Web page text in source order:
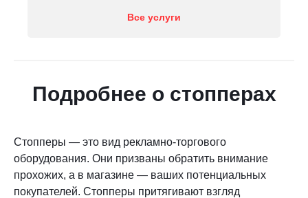
Все услуги
Подробнее о стопперах
Стопперы — это вид рекламно-торгового
оборудования. Они призваны обратить внимание
прохожих, а в магазине — ваших потенциальных
покупателей. Стопперы притягивают взгляд